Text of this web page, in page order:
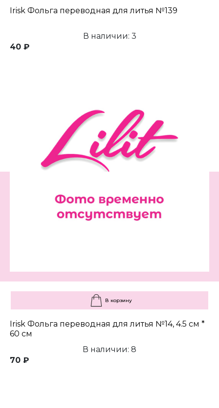
Irisk Фольга переводная для литья №139
В наличии: 3
40 ₽
В корзину
Irisk Фольга переводная для литья №14, 4.5 см *
60 см
В наличии: 8
70 ₽